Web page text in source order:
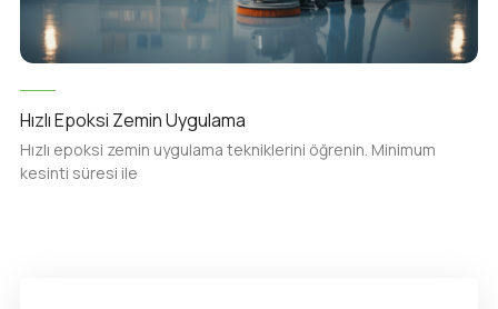
Hızlı Epoksi Zemin Uygulama
Hızlı epoksi zemin uygulama tekniklerini öğrenin. Minimum
kesinti süresi ile